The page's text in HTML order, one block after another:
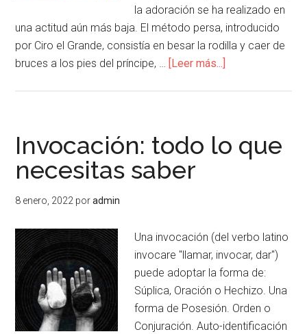
la adoración se ha realizado en
una actitud aún más baja. El método persa, introducido
por Ciro el Grande, consistía en besar la rodilla y caer de
bruces a los pies del príncipe, …
[Leer más...]
Invocación: todo lo que
necesitas saber
8 enero, 2022 poradmin
Una invocación (del verbo latino
invocare "llamar, invocar, dar")
puede adoptar la forma de:
Súplica, Oración o Hechizo. Una
forma de Posesión. Orden o
Conjuración. Auto-identificación